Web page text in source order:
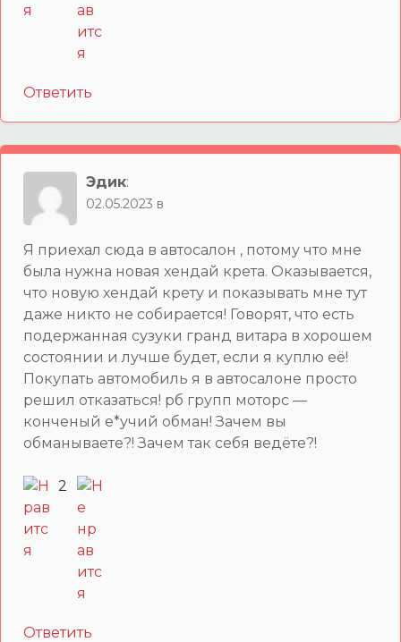
Ответить
Эдик:
02.05.2023 в
Я приехал сюда в автосалон , потому что мне
была нужна новая хендай крета. Оказывается,
что новую хендай крету и показывать мне тут
даже никто не собирается! Говорят, что есть
подержанная сузуки гранд витара в хорошем
состоянии и лучше будет, если я куплю её!
Покупать автомобиль я в автосалоне просто
решил отказаться! рб групп моторс —
конченый е*учий обман! Зачем вы
обманываете?! Зачем так себя ведёте?!
2
Ответить